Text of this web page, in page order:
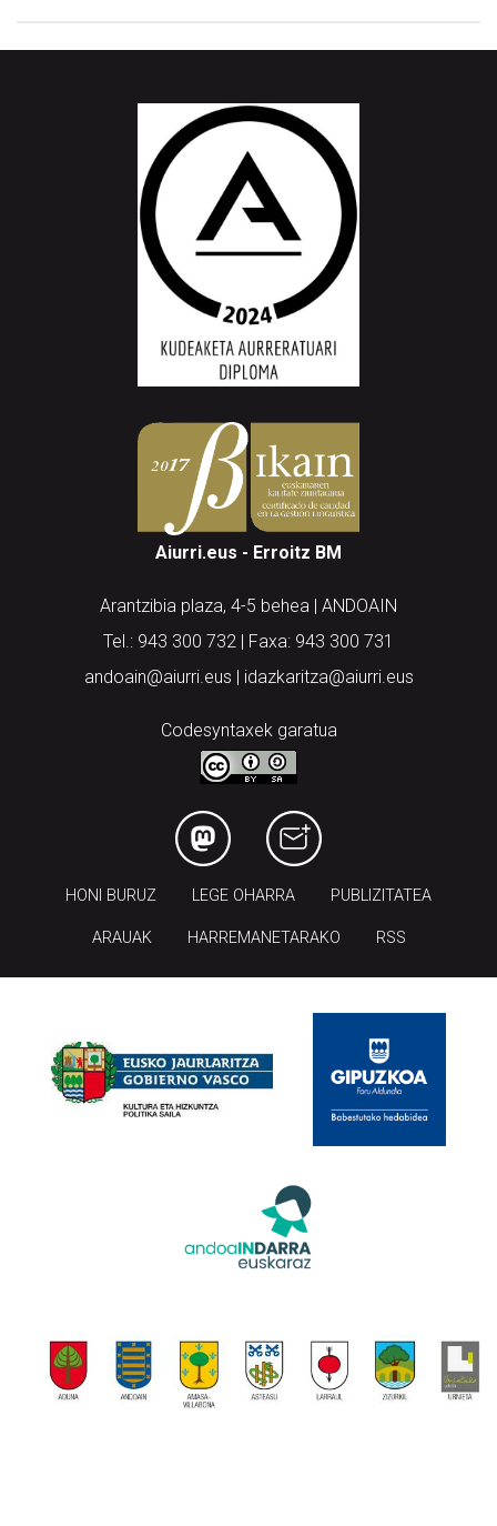
Aiurri.eus - Erroitz BM
Arantzibia plaza, 4-5 behea | ANDOAIN
Tel.: 943 300 732 | Faxa: 943 300 731
andoain@aiurri.eus | idazkaritza@aiurri.eus
Codesyntaxek garatua
HONI BURUZ LEGE OHARRA PUBLIZITATEA
ARAUAK HARREMANETARAKO RSS